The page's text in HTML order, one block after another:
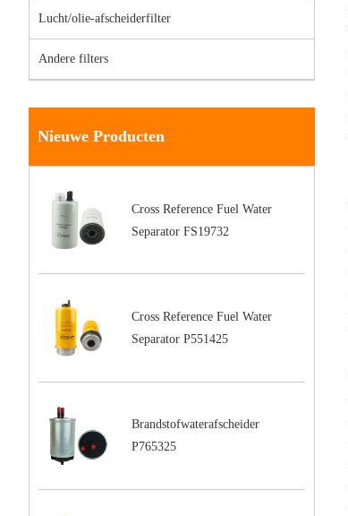
Lucht/olie-afscheiderfilter
Andere filters
Nieuwe Producten
Cross Reference Fuel Water
Separator FS19732
Cross Reference Fuel Water
Separator P551425
Brandstofwaterafscheider
P765325